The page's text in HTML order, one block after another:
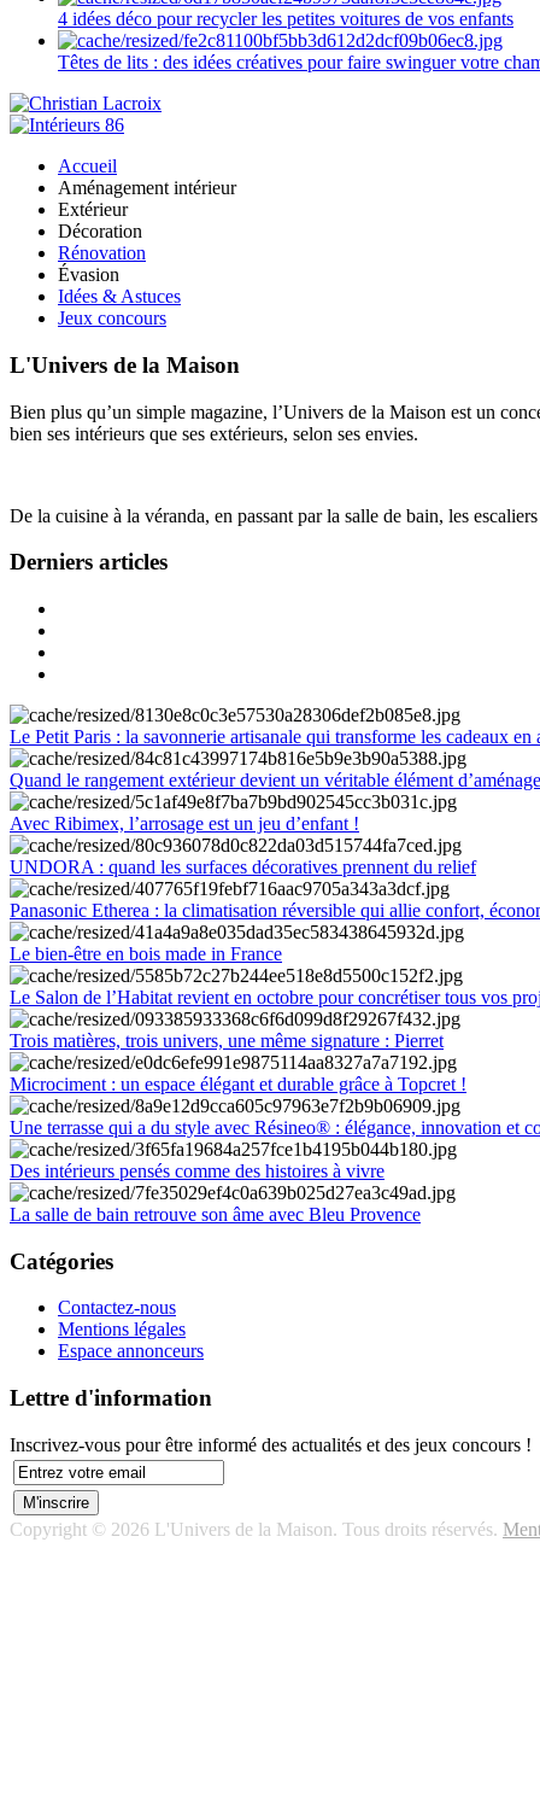
4 idées déco pour recycler les petites voitures de vos enfants
Têtes de lits : des idées créatives pour faire swinguer votre
Accueil
Aménagement intérieur
Extérieur
Décoration
Rénovation
Évasion
Idées & Astuces
Jeux concours
L'Univers de la Maison
Bien plus qu’un simple magazine, l’Univers de la Maison est un
bien ses intérieurs que ses extérieurs, selon ses envies.
De la cuisine à la véranda, en passant par la salle de bain, les
Derniers articles
Le Petit Paris : la savonnerie artisanale qui transforme les cadeaux en
Quand le rangement extérieur devient un véritable élément
Avec Ribimex, l’arrosage est un jeu d’enfant !
UNDORA : quand les surfaces décoratives prennent du relief
Panasonic Etherea : la climatisation réversible qui allie confort,
Le bien-être en bois made in France
Le Salon de l’Habitat revient en octobre pour concrétiser tous vos
Trois matières, trois univers, une même signature : Pierret
Microciment : un espace élégant et durable grâce à Topcret !
Une terrasse qui a du style avec Résineo® : élégance, innovation et
Des intérieurs pensés comme des histoires à vivre
La salle de bain retrouve son âme avec Bleu Provence
Catégories
Contactez-nous
Mentions légales
Espace annonceurs
Lettre d'information
Inscrivez-vous pour être informé des actualités et des jeux concours !
Copyright © 2026 L'Univers de la Maison. Tous droits réservés.